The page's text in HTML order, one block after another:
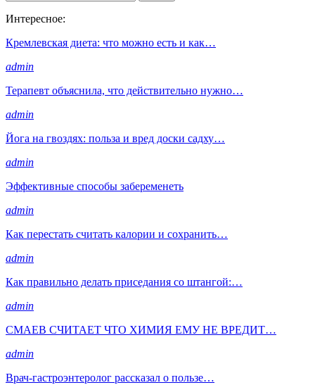
Интересное:
Кремлевская диета: что можно есть и как…
admin
Терапевт объяснила, что действительно нужно…
admin
Йога на гвоздях: польза и вред доски садху…
admin
Эффективные способы забеременеть
admin
Как перестать считать калории и сохранить…
admin
Как правильно делать приседания со штангой:…
admin
СМАЕВ СЧИТАЕТ ЧТО ХИМИЯ ЕМУ НЕ ВРЕДИТ…
admin
Врач-гастроэнтеролог рассказал о пользе…